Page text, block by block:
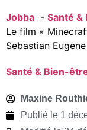
Jobba
Santé
Le film «
Sebastian
Santé & Bien-
Maxine
Publié le 1